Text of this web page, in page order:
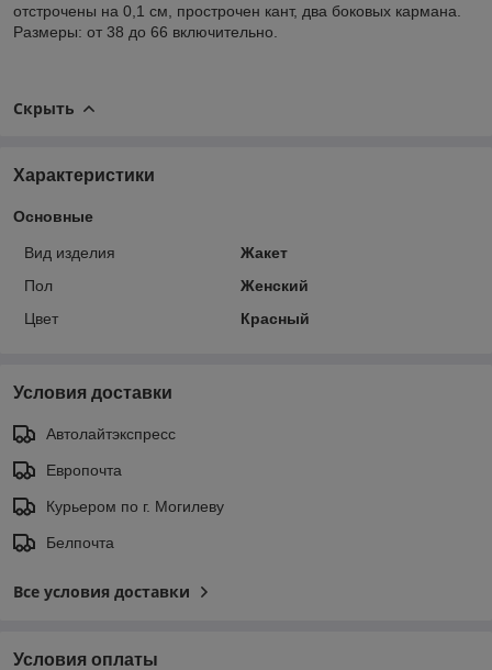
отстрочены на 0,1 см, прострочен кант, два боковых кармана.
Размеры: от 38 до 66 включительно.
Скрыть
Характеристики
Основные
Вид изделия
Жакет
Пол
Женский
Цвет
Красный
Условия доставки
Автолайтэкспресс
Европочта
Курьером по г. Могилеву
Белпочта
Все условия доставки
Условия оплаты